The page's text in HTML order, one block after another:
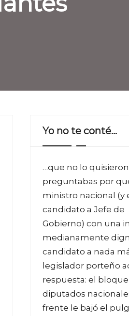
Yo no te conté…
…que no lo
preguntabas por
ministro nacional (y
candidato a Jefe de
Gobierno) con una
medianamente
candidato a nada
legislador porteño
respuesta: el
diputados
frente le bajó el